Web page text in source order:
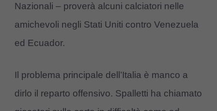
Nazionali – proverà alcuni calciatori nelle
amichevoli negli Stati Uniti contro Venezuela
ed Ecuador.
Il problema principale dell’Italia è manco a
dirlo il reparto offensivo. Spalletti ha chiamato